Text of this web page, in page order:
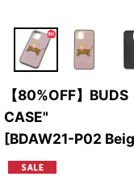
【80%OFF】
CASE"
[BDAW21-P02